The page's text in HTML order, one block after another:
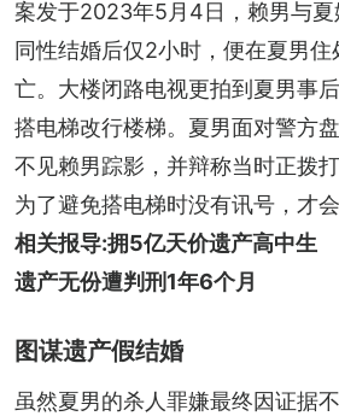
案发于2023年5月4日，赖男与
同性结婚后仅2小时，便在夏男
亡。大楼闭路电视更拍到夏男事
搭电梯改行楼梯。夏男面对警方
不见赖男踪影，并辩称当时正拨
为了避免搭电梯时没有讯号，才会
相关报导:拥5亿天价遗产高中生
遗产无份遭判刑1年6个月
图谋遗产假结婚
虽然夏男的杀人罪嫌最终因证据